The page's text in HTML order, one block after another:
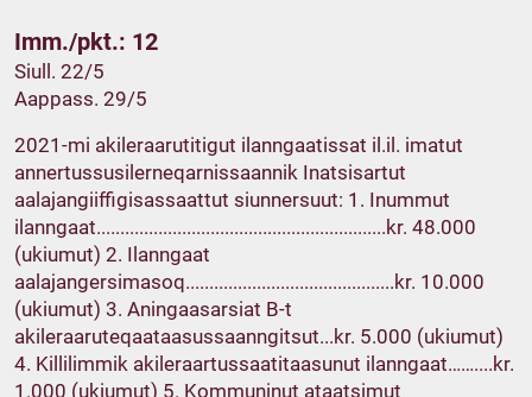
Imm./pkt.: 12
Siull. 22/5
Aappass. 29/5
2021-mi akileraarutitigut ilanngaatissat il.il. imatut
annertussusilerneqarnissaannik Inatsisartut
aalajangiiffigisassaattut siunnersuut: 1. Inummut
ilanngaat.............................................................kr. 48.000
(ukiumut) 2. Ilanngaat
aalajangersimasoq............................................kr. 10.000
(ukiumut) 3. Aningaasarsiat B-t
akileraaruteqaataasussaanngitsut...kr. 5.000 (ukiumut)
4. Killilimmik akileraartussaatitaasunut ilanngaat……....kr.
1.000 (ukiumut) 5. Kommuninut ataatsimut